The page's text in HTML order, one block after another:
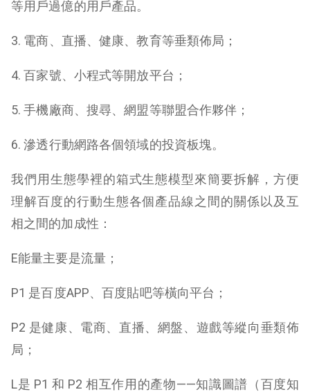
等用戶過億的用戶產品。
3. 電商、直播、健康、教育等垂類佈局；
4. 百家號、小程式等開放平台；
5. 手機廠商、搜尋、網盟等聯盟合作夥伴；
6. 滲透行動網路各個領域的投資板塊。
我們用生態學裡的箱式生態模型來簡要拆解，方便
理解百度的行動生態各個產品線之間的關係以及互
相之間的加成性：
E能量主要是流量；
P1 是百度APP、百度貼吧等橫向平台；
P2 是健康、電商、直播、網盤、遊戲等縱向垂類佈
局；
L是 P1 和 P2 相互作用的產物——知識圖譜（百度知